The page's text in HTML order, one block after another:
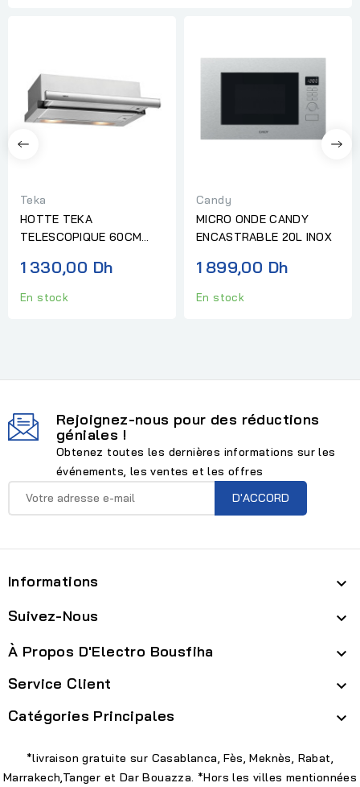
Teka
HOTTE TEKA
TELESCOPIQUE 60CM
1 330,00 Dh
En stock
Candy
MICRO ONDE CANDY
ENCASTRABLE 20L INOX
1 899,00 Dh
En stock
Rejoignez-nous pour des réductions
géniales !
Obtenez toutes les dernières informations sur les
événements, les ventes et les offres
Informations 
Suivez-Nous 
À Propos D'Electro Bousfiha 
Service Client 
Catégories Principales 
*livraison gratuite sur Casablanca, Fès, Meknès, Rabat,
Marrakech,Tanger et Dar Bouazza. *Hors les villes mentionnées